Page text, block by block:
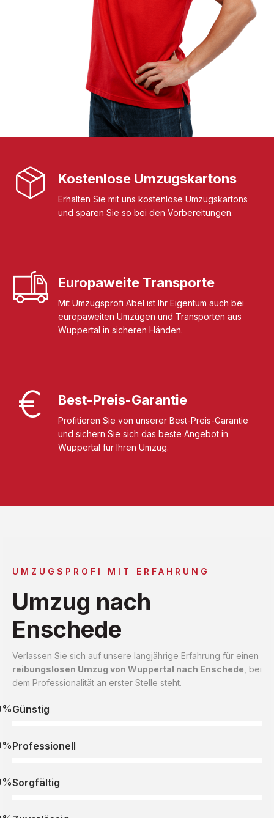
Kostenlose Umzugskartons
Erhalten Sie mit uns kostenlose Umzugskartons
und sparen Sie so bei den Vorbereitungen.
Europaweite Transporte
Mit Umzugsprofi Abel ist Ihr Eigentum auch bei
europaweiten Umzügen und Transporten aus
Wuppertal in sicheren Händen.
Best-Preis-Garantie
Profitieren Sie von unserer Best-Preis-Garantie
und sichern Sie sich das beste Angebot in
Wuppertal für Ihren Umzug.
UMZUGSPROFI MIT ERFAHRUNG
Umzug nach
Enschede
Verlassen Sie sich auf unsere langjährige Erfahrung für einen
reibungslosen Umzug von Wuppertal nach Enschede , bei
dem Professionalität an erster Stelle steht.
Günstig
Professionell
Sorgfältig